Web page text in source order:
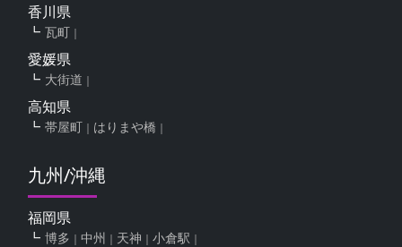
香川県
瓦町
愛媛県
大街道
高知県
帯屋町 はりまや橋
九州/沖縄
福岡県
博多 中州 天神 小倉駅